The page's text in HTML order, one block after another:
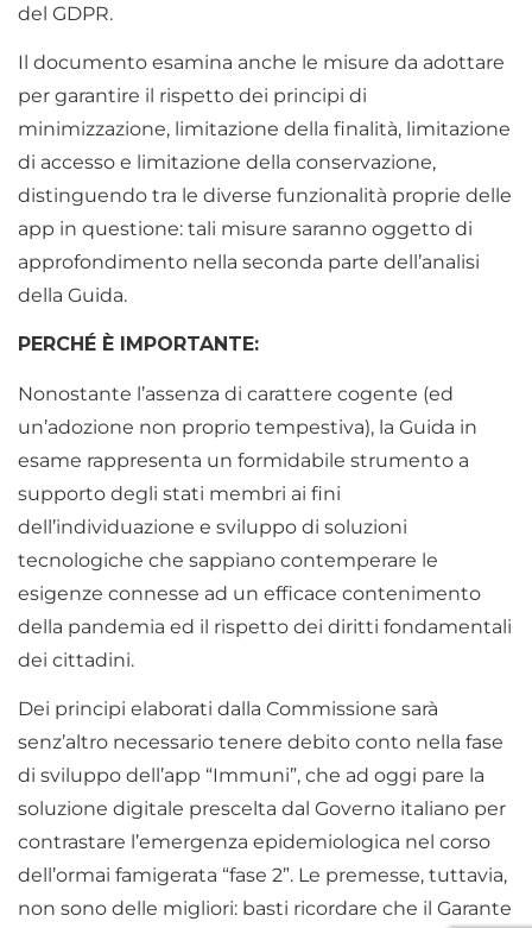
del GDPR.
Il documento esamina anche le misure da adottare
per garantire il rispetto dei principi di
minimizzazione, limitazione della finalità, limitazione
di accesso e limitazione della conservazione,
distinguendo tra le diverse funzionalità proprie delle
app in questione: tali misure saranno oggetto di
approfondimento nella seconda parte dell’analisi
della Guida.
PERCHÉ È IMPORTANTE:
Nonostante l’assenza di carattere cogente (ed
un’adozione non proprio tempestiva), la Guida in
esame rappresenta un formidabile strumento a
supporto degli stati membri ai fini
dell’individuazione e sviluppo di soluzioni
tecnologiche che sappiano contemperare le
esigenze connesse ad un efficace contenimento
della pandemia ed il rispetto dei diritti fondamentali
dei cittadini.
Dei principi elaborati dalla Commissione sarà
senz’altro necessario tenere debito conto nella fase
di sviluppo dell’app “Immuni”, che ad oggi pare la
soluzione digitale prescelta dal Governo italiano per
contrastare l’emergenza epidemiologica nel corso
dell’ormai famigerata “fase 2”. Le premesse, tuttavia,
non sono delle migliori: basti ricordare che il Garante